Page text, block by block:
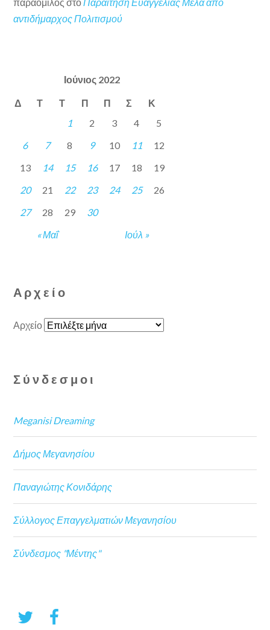
παραόμιλος στοΠαραίτηση Ευαγγελίας Μελά από
αντιδήμαρχος Πολιτισμού
Ιούνιος 2022
Δ Τ Τ Π Π Σ Κ
« Μαΐ Ιούλ »
1 2 3 4
5
6
7 8 9 10 11
12
13
14 15 16 17 18
19
20
21 22 23 24 25
26
27
28 29 30
Αρχείο
Αρχείο
Σύνδεσμοι
Meganisi Dreaming
Δήμος Μεγανησίου
Παναγιώτης Κονιδάρης
Σύλλογος Επαγγελματιών Μεγανησίου
Σύνδεσμος "Μέντης"